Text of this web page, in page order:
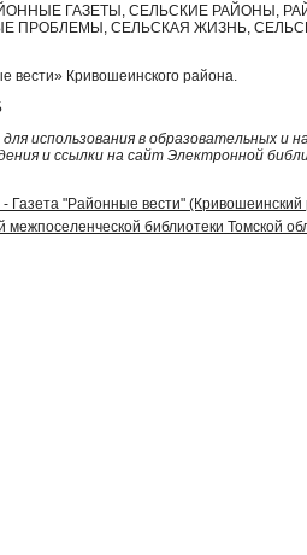
РАЙОННЫЕ ГАЗЕТЫ, СЕЛЬСКИЕ
ПРОБЛЕМЫ, СЕЛЬСКАЯ ЖИЗНЬ,
вести» Кривошеинского района.
использования в образовательных и
и ссылки на сайт Электронной
- Газета "Районные вести" (Кривошеинский
библиотеки Томской